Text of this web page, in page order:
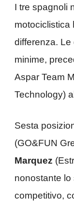
I tre spagnoli
motociclistica
differenza.
minime,
Aspar Team
Technology)
Sesta
(GO&FUN
Marquez
nonostante
competitivo,